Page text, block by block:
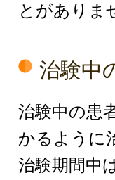
とがありま
治験中
治験中の患
かるように
治験期間中